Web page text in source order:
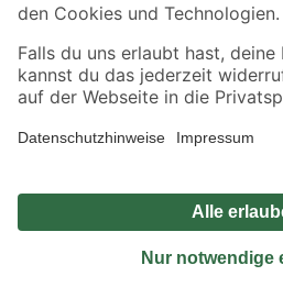
Alle Preisangaben in EUR inkl. gesetzl. MwSt.. Die
Umständen nicht in allen Märkten verfügbar. Die
Produkte nur solange der Vorrat reicht.
*Paketversand ab 59 € versandkostenfrei, gilt nicht
Privatsphäre
Nutzungsbedingungen
Widerrufsrecht